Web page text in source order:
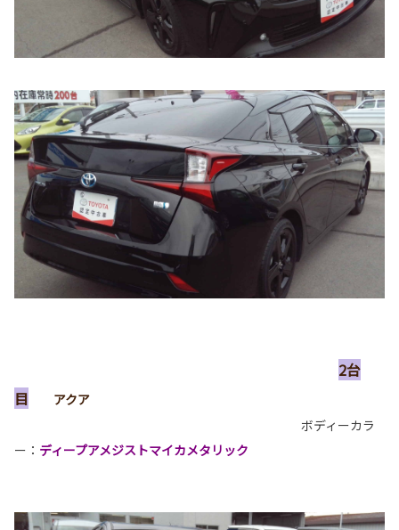
2台
目
アクア
ボディーカラ
ー： ディープアメジストマイカメタリック